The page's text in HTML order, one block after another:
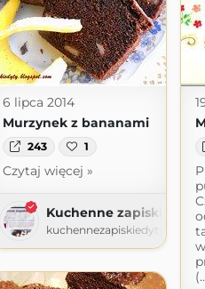
6 lipca 2014
Murzynek z bananami
243 1
Czytaj więcej »
Kuchenne zapiski Edyty